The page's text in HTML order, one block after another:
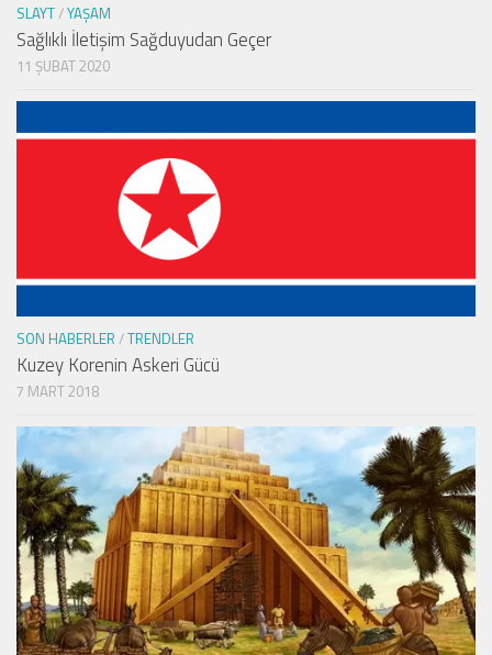
SLAYT/YAŞAM
Sağlıklı İletişim Sağduyudan Geçer
11 ŞUBAT 2020
SON HABERLER /TRENDLER
Kuzey Korenin Askeri Gücü
7 MART 2018